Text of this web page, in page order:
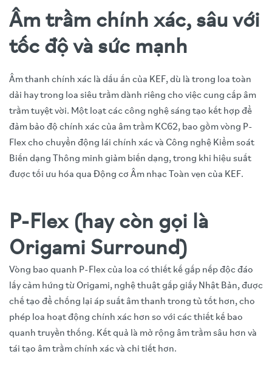
Âm trầm chính xác, sâu với
tốc độ và sức mạnh
Âm thanh chính xác là dấu ấn của KEF, dù là trong loa toàn
dải hay trong loa siêu trầm dành riêng cho việc cung cấp âm
trầm tuyệt vời. Một loạt các công nghệ sáng tạo kết hợp để
đảm bảo độ chính xác của âm trầm KC62, bao gồm vòng P-
Flex cho chuyển động lái chính xác và Công nghệ Kiểm soát
Biến dạng Thông minh giảm biến dạng, trong khi hiệu suất
được tối ưu hóa qua Động cơ Âm nhạc Toàn vẹn của KEF.
P-Flex (hay còn gọi là
Origami Surround)
Vòng bao quanh P-Flex của loa có thiết kế gấp nếp độc đáo
lấy cảm hứng từ Origami, nghệ thuật gấp giấy Nhật Bản, được
chế tạo để chống lại áp suất âm thanh trong tủ tốt hơn, cho
phép loa hoạt động chính xác hơn so với các thiết kế bao
quanh truyền thống. Kết quả là mở rộng âm trầm sâu hơn và
tái tạo âm trầm chính xác và chi tiết hơn.